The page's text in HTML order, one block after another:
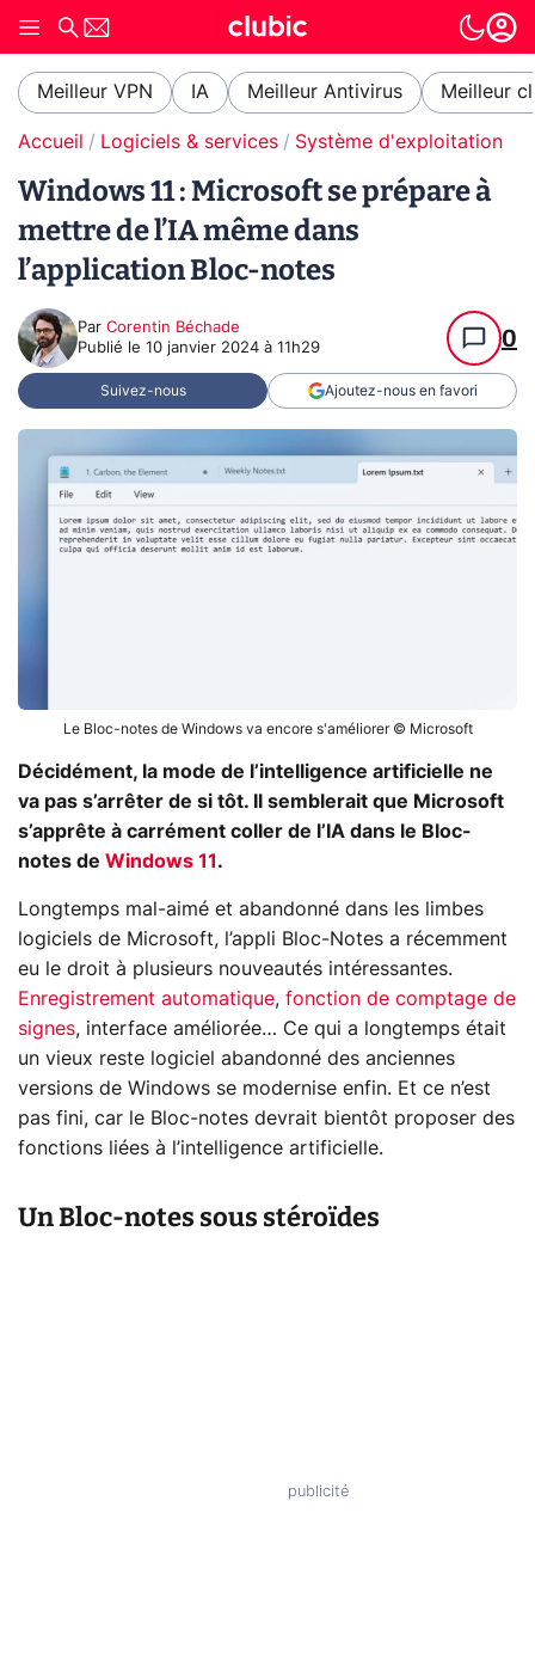
Meilleur VPN IA Meilleur Antivirus Meilleur
Accueil Logiciels & services Système d'exploitation
Windows 11 : Microsoft se prépare à
mettre de l’IA même dans
l’application Bloc-notes
Par Corentin Béchade
Publié le 10 janvier 2024 à 11h29 0
Suivez-nous Ajoutez-nous en favori
Le Bloc-notes de Windows va encore s'améliorer © Microsoft
Décidément, la mode de l’intelligence artificielle ne
va pas s’arrêter de si tôt. Il semblerait que Microsoft
s’apprête à carrément coller de l’IA dans le Bloc-
notes de Windows 11 .
Longtemps mal-aimé et abandonné dans les limbes
logiciels de Microsoft, l’appli Bloc-Notes a récemment
eu le droit à plusieurs nouveautés intéressantes.
Enregistrement automatique, fonction de comptage de
signes, interface améliorée… Ce qui a longtemps était
un vieux reste logiciel abandonné des anciennes
versions de Windows se modernise enfin. Et ce n’est
pas fini, car le Bloc-notes devrait bientôt proposer des
fonctions liées à l’intelligence artificielle.
Un Bloc-notes sous stéroïdes